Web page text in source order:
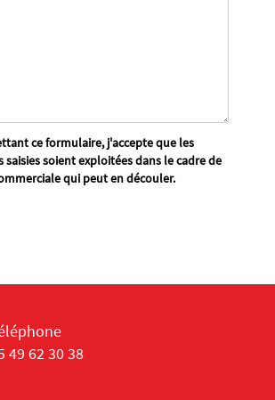
ce formulaire, j'accepte que les
soient exploitées dans le cadre de
qui peut en découler.
49 62 30 38